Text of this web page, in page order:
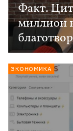
Факт.
миллион
ЭКОНОМИКА